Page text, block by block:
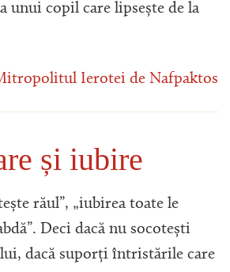
unui copil care lipsește de la
Ierotei de Nafpaktos
și iubire
răul”, „iubirea toate le
Deci dacă nu socotești
dacă suporți întristările care